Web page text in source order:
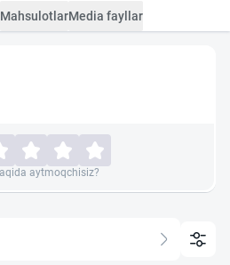
MahsulotlarMedia fayllar
aytmoqchisiz?